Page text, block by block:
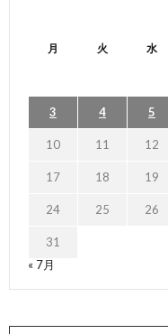
月 火 水
3 4 5
10 11 12
17 18 19
24 25 26
31
« 7月